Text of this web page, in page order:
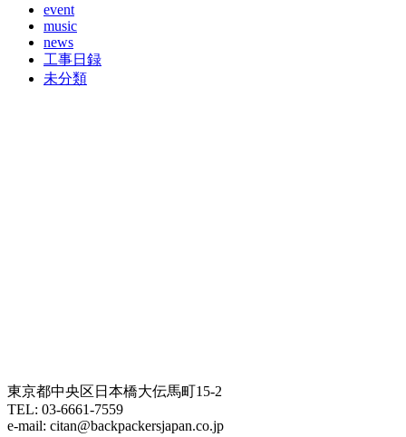
event
music
news
工事日録
未分類
東京都中央区日本橋大伝馬町15-2
TEL: 03-6661-7559
e-mail: citan@backpackersjapan.co.jp